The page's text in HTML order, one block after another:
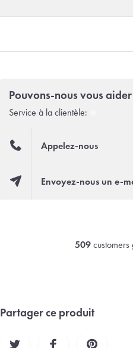
Pouvons-nous vous aider
Service à la clientèle:
Appelez-nous
Envoyez-nous un e-
509
Partager ce produit